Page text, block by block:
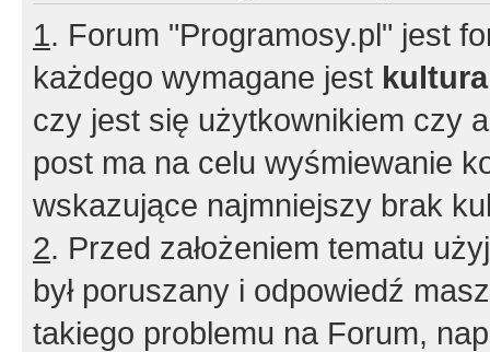
1. Forum "Programosy.pl" jest
każdego wymagane jest
czy jest się użytkownikiem czy
post ma na celu wyśmiewanie
wskazujące najmniejszy brak
2. Przed założeniem tematu
był poruszany i odpowiedź
takiego problemu na Forum,